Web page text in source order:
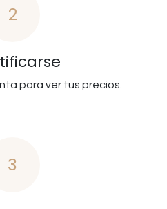
2
para ver tus precios.
3